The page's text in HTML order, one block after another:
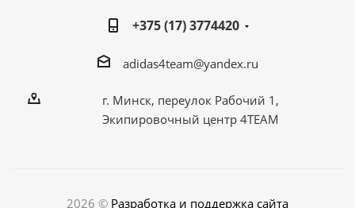
+375 (17) 3774420
adidas4team@yandex.ru
г. Минск, переулок Рабочий 1,
Экипировочный центр 4TEAM
2026 © Разработка и поддержка сайта